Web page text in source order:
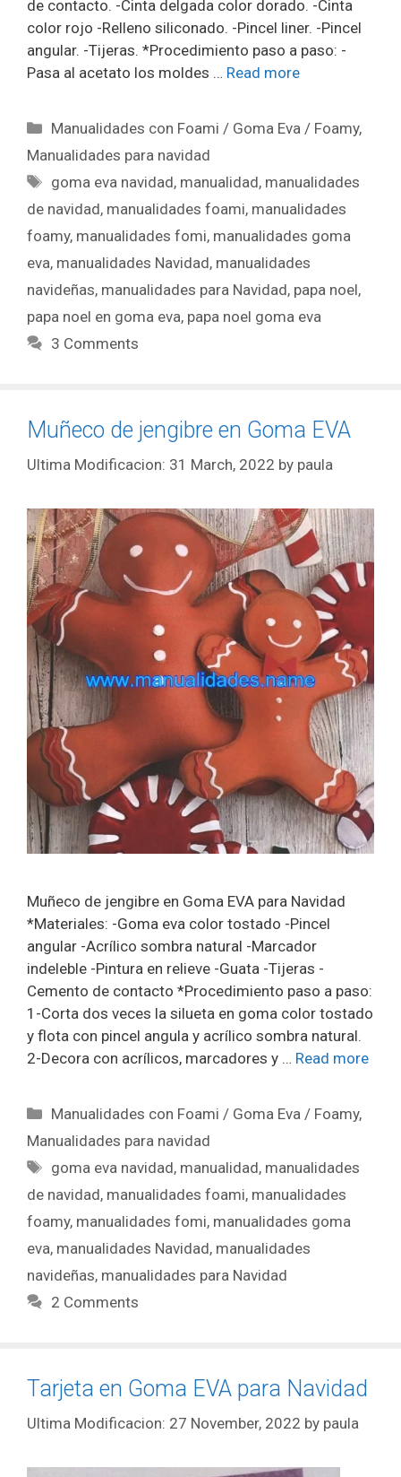
de contacto. -Cinta delgada color dorado. -Cinta
color rojo -Relleno siliconado. -Pincel liner. -Pincel
angular. -Tijeras. *Procedimiento paso a paso: -
Pasa al acetato los moldes … Read more
Manualidades con Foami / Goma Eva / Foamy,
Manualidades para navidad
goma eva navidad, manualidad, manualidades
de navidad, manualidades foami, manualidades
foamy, manualidades fomi, manualidades goma
eva, manualidades Navidad, manualidades
navideñas, manualidades para Navidad, papa noel,
papa noel en goma eva, papa noel goma eva
3 Comments
Muñeco de jengibre en Goma EVA
31 March, 2022 by paula
Muñeco de jengibre en Goma EVA para Navidad
*Materiales: -Goma eva color tostado -Pincel
angular -Acrílico sombra natural -Marcador
indeleble -Pintura en relieve -Guata -Tijeras -
Cemento de contacto *Procedimiento paso a paso:
1-Corta dos veces la silueta en goma color tostado
y flota con pincel angula y acrílico sombra natural.
2-Decora con acrílicos, marcadores y … Read more
Manualidades con Foami / Goma Eva / Foamy,
Manualidades para navidad
goma eva navidad, manualidad, manualidades
de navidad, manualidades foami, manualidades
foamy, manualidades fomi, manualidades goma
eva, manualidades Navidad, manualidades
navideñas, manualidades para Navidad
2 Comments
Tarjeta en Goma EVA para Navidad
27 November, 2022 by paula